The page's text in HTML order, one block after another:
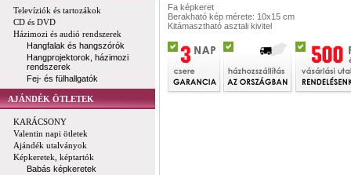
Televíziók és tartozákok
CD és DVD
Házimozi és audió rendszerek
Hangfalak és hangszórók
Hangprojektorok, házimozi
rendszerek
Fej- és fülhallgatók
AJÁNDÉK ÖTLETEK
KARÁCSONY
Valentin napi ötletek
Ajándék utalványok
Képkeretek, képtartók
Babás képkeretek
Fa képkeret
Berakható kép mérete: 10x15 cm
Kitámasztható asztali kivitel